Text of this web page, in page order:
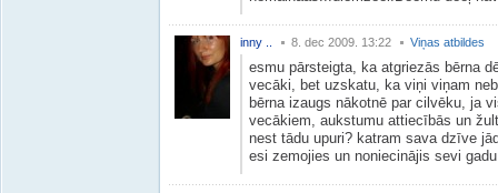
inny .. 8. dec 2009. 13:22 Viņas atbildes
esmu pārsteigta, ka atgriezās bērna
vecāki, bet uzskatu, ka viņi viņam
bērna izaugs nākotnē par cilvēku, ja
vecākiem, aukstumu attiecībās un
nest tādu upuri? katram sava dzīve
esi zemojies un noniecinājis sevi